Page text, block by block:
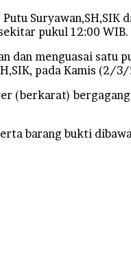
Suryawan,SH,SIK
pukul 12:00 WIB.
menguasai satu
pada Kamis (2/
(berkarat)
barang bukti